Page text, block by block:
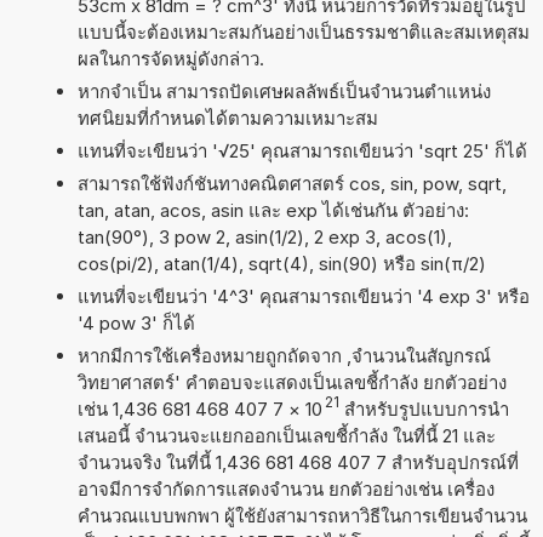
53cm x 81dm = ? cm^3' ทั้งนี้ หน่วยการวัดที่รวมอยู่ในรูป
แบบนี้จะต้องเหมาะสมกันอย่างเป็นธรรมชาติและสมเหตุสม
ผลในการจัดหมู่ดังกล่าว.
หากจำเป็น สามารถปัดเศษผลลัพธ์เป็นจำนวนตำแหน่ง
ทศนิยมที่กำหนดได้ตามความเหมาะสม
แทนที่จะเขียนว่า '√25' คุณสามารถเขียนว่า 'sqrt 25' ก็ได้
สามารถใช้ฟังก์ชันทางคณิตศาสตร์ cos, sin, pow, sqrt,
tan, atan, acos, asin และ exp ได้เช่นกัน ตัวอย่าง:
tan(90°), 3 pow 2, asin(1/2), 2 exp 3, acos(1),
cos(pi/2), atan(1/4), sqrt(4), sin(90) หรือ sin(π/2)
แทนที่จะเขียนว่า '4^3' คุณสามารถเขียนว่า '4 exp 3' หรือ
'4 pow 3' ก็ได้
หากมีการใช้เครื่องหมายถูกถัดจาก ,จำนวนในสัญกรณ์
วิทยาศาสตร์' คำตอบจะแสดงเป็นเลขชี้กำลัง ยกตัวอย่าง
เช่น 1,436 681 468 407 7 × 10 21 สำหรับรูปแบบการนำ
เสนอนี้ จำนวนจะแยกออกเป็นเลขชี้กำลัง ในที่นี้ 21 และ
จำนวนจริง ในที่นี้ 1,436 681 468 407 7 สำหรับอุปกรณ์ที่
อาจมีการจำกัดการแสดงจำนวน ยกตัวอย่างเช่น เครื่อง
คำนวณแบบพกพา ผู้ใช้ยังสามารถหาวิธีในการเขียนจำนวน